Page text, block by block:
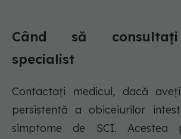
Când să
specialist
Contactați medicul, dacă
persistentă a obiceiurilor
simptome de SCI.